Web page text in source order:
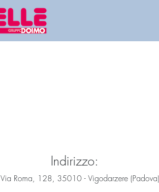
Indirizzo:
Via Roma, 128, 35010 - Vigodarzere (Padova)